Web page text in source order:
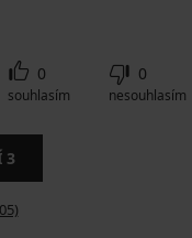
0
souhlasím
0
nesouhlasím
3